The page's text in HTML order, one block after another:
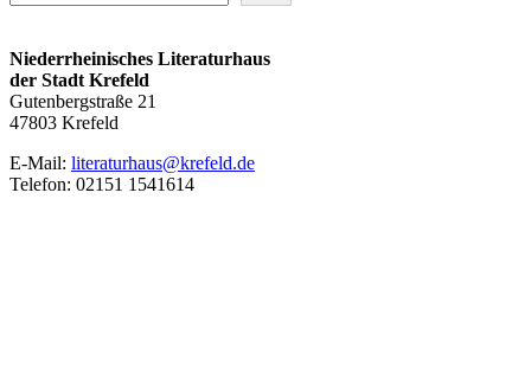
Niederrheinisches Literaturhaus
der Stadt Krefeld
Gutenbergstraße 21
47803 Krefeld
E‑Mail: literaturhaus@krefeld.de
Telefon: 02151 1541614